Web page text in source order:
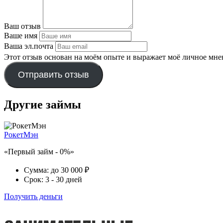
Ваш отзыв
Ваше имя
Ваша эл.почта
Этот отзыв основан на моём опыте и выражает моё личное
Отправить отзыв
Другие займы
РокетМэн
«Первый займ - 0%»
Сумма: до 30 000 ₽
Срок: 3 - 30 дней
Получить деньги